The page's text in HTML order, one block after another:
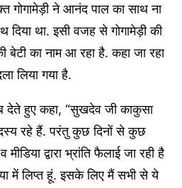
गोगामेड़ी ने आनंद पाल का साथ ना
था. इसी वजह से गोगामेड़ी की
का नाम आ रहा है. कहा जा रहा
लिया गया है.
देते हुए कहा, “सुखदेव जी काकुसा
रहे हैं. परंतु कुछ दिनों से कुछ
द्वारा भ्रांति फैलाई जा रही है
में लिप्त हूं. इसके लिए मैं सभी से ये